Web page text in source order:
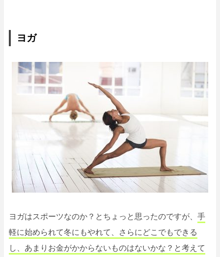
ヨガ
ヨガはスポーツなのか？とちょっと思ったのですが、 手
軽に始められて冬にもやれて、さらにどこでもできる
し、あまりお金がかからないものはないかな？と考えて